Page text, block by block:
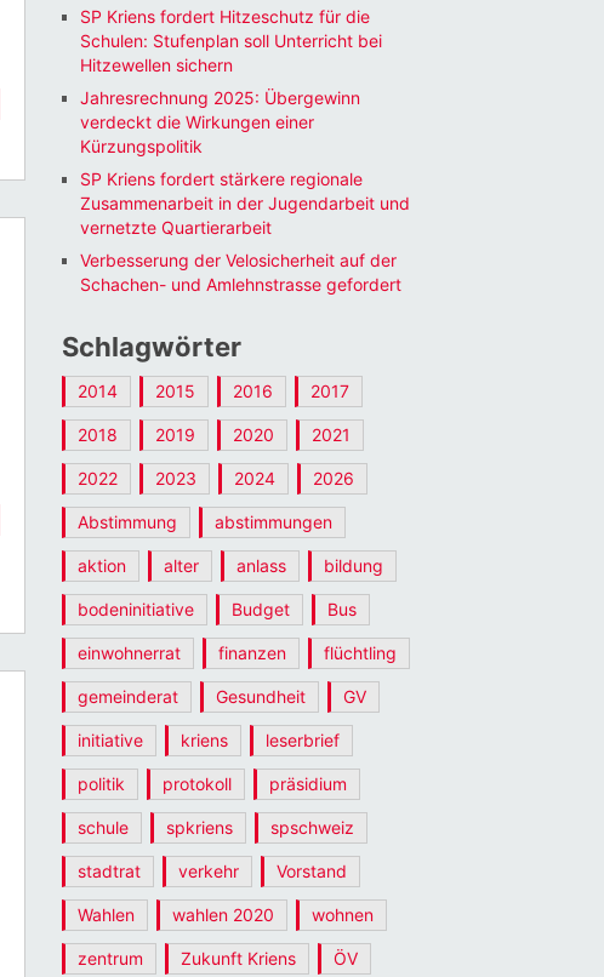
SP Kriens fordert Hitzeschutz für die
Schulen: Stufenplan soll Unterricht bei
Hitzewellen sichern
Jahresrechnung 2025: Übergewinn
verdeckt die Wirkungen einer
Kürzungspolitik
SP Kriens fordert stärkere regionale
Zusammenarbeit in der Jugendarbeit und
vernetzte Quartierarbeit
Verbesserung der Velosicherheit auf der
Schachen- und Amlehnstrasse gefordert
Schlagwörter
2014 2015 2016 2017
2018 2019 2020 2021
2022 2023 2024 2026
Abstimmung abstimmungen
aktion alter anlass bildung
bodeninitiative Budget Bus
einwohnerrat finanzen flüchtling
gemeinderat Gesundheit GV
initiative kriens leserbrief
politik protokoll präsidium
schule spkriens spschweiz
stadtrat verkehr Vorstand
Wahlen wahlen 2020 wohnen
zentrum Zukunft Kriens ÖV